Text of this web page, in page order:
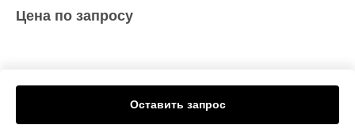
Оставить запрос
Цена по запросу